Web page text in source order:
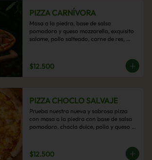
PIZZA CARNÍVORA
Masa a la piedra, base de salsa
pomodoro y queso mozzarella, exquisito
salame, pollo salteado, carne de res,
$12.500
PIZZA CHOCLO SALVAJE
Prueba nuestra nueva y sabrosa pizza
con masa a la piedra con base de salsa
pomodoro, choclo dulce, pollo y queso
$12.500